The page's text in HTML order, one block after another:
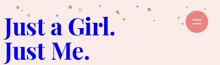
至
主
Just a Girl.
Just Me.